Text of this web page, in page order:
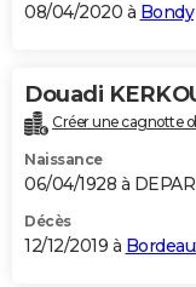
08/04/2020 à Bondy
Douadi
Créer une cagnotte
Naissance
06/04/1928 à
Décès
12/12/2019 à